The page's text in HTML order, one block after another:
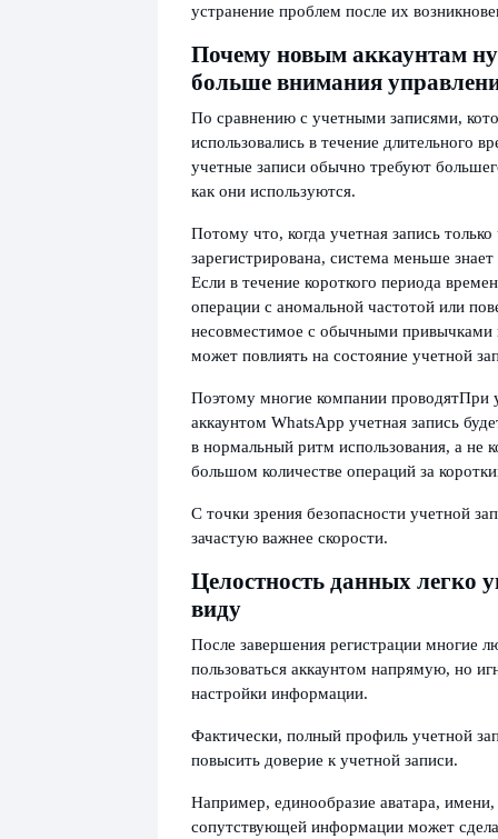
устранение проблем после их
Почему новым аккаунтам
больше внимания
По сравнению с учетными записями,
использовались в течение длительного
учетные записи обычно требуют
как они используются.
Потому что, когда учетная запись только
зарегистрирована, система меньше
Если в течение короткого периода
операции с аномальной частотой или
несовместимое с обычными привычками
может повлиять на состояние учетной
Поэтому многие компании проводятПри
аккаунтом WhatsApp учетная запись
в нормальный ритм использования, а не
большом количестве операций за
С точки зрения безопасности учетной
зачастую важнее скорости.
Целостность данных легко
виду
После завершения регистрации многие
пользоваться аккаунтом напрямую, но
настройки информации.
Фактически, полный профиль учетной
повысить доверие к учетной записи.
Например, единообразие аватара, имени,
сопутствующей информации может